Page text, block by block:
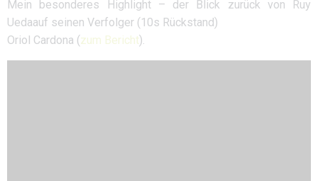
Mein besonderes Highlight – der Blick zurück von Ruy
Uedaauf seinen Verfolger (10s Rückstand)
Oriol Cardona (zum Bericht).